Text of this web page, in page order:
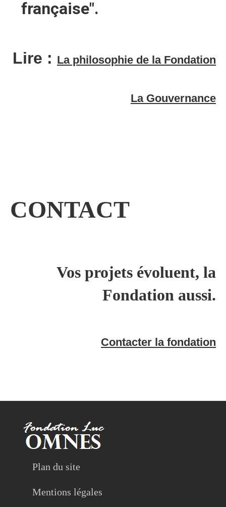
française".
Lire : La philosophie de la Fondation
La Gouvernance
CONTACT
Vos projets évoluent, la
Fondation aussi.
Contacter la fondation
Plan du site
Mentions légales